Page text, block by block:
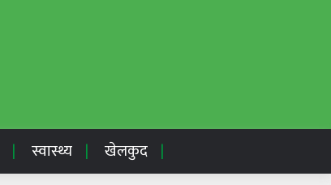
स्वास्थ्य
खेलकुद